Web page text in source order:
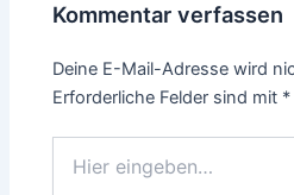
Kommentar verfassen
Deine E-Mail-Adresse wird
Erforderliche Felder sind mit *
eingeben…